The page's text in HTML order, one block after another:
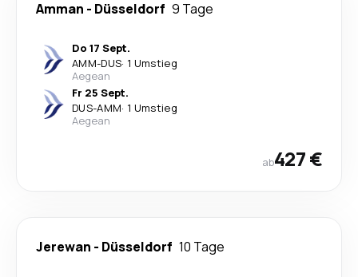
Amman - Düsseldorf 9 Tage
Do 17 Sept.
AMM-DUS· 1 Umstieg
Aegean
Fr 25 Sept.
DUS-AMM· 1 Umstieg
Aegean
ab427 €
Jerewan - Düsseldorf 10 Tage